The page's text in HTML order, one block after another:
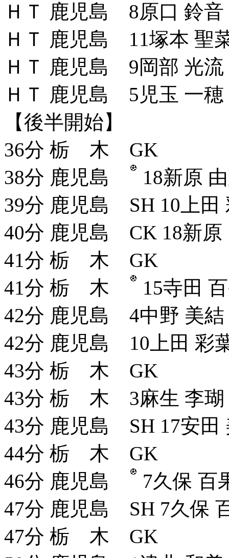
ＨＴ 鹿児島 8原口 鈴
ＨＴ 鹿児島 11塚本 聖
ＨＴ 鹿児島 9岡部 光
ＨＴ 鹿児島 5児玉 一
【後半開始】
36分 栃 木 GK
38分 鹿児島
18新原
39分 鹿児島 SH 10上田
40分 鹿児島 CK 18新原
41分 栃 木 GK
41分 栃 木
15寺田
42分 鹿児島 4中野 美
42分 鹿児島 10上田 彩
43分 栃 木 GK
43分 栃 木 3麻生 李瑚
43分 鹿児島 SH 17安田
44分 栃 木 GK
46分 鹿児島
7久保 百
47分 鹿児島 SH 7久保
47分 栃 木 GK